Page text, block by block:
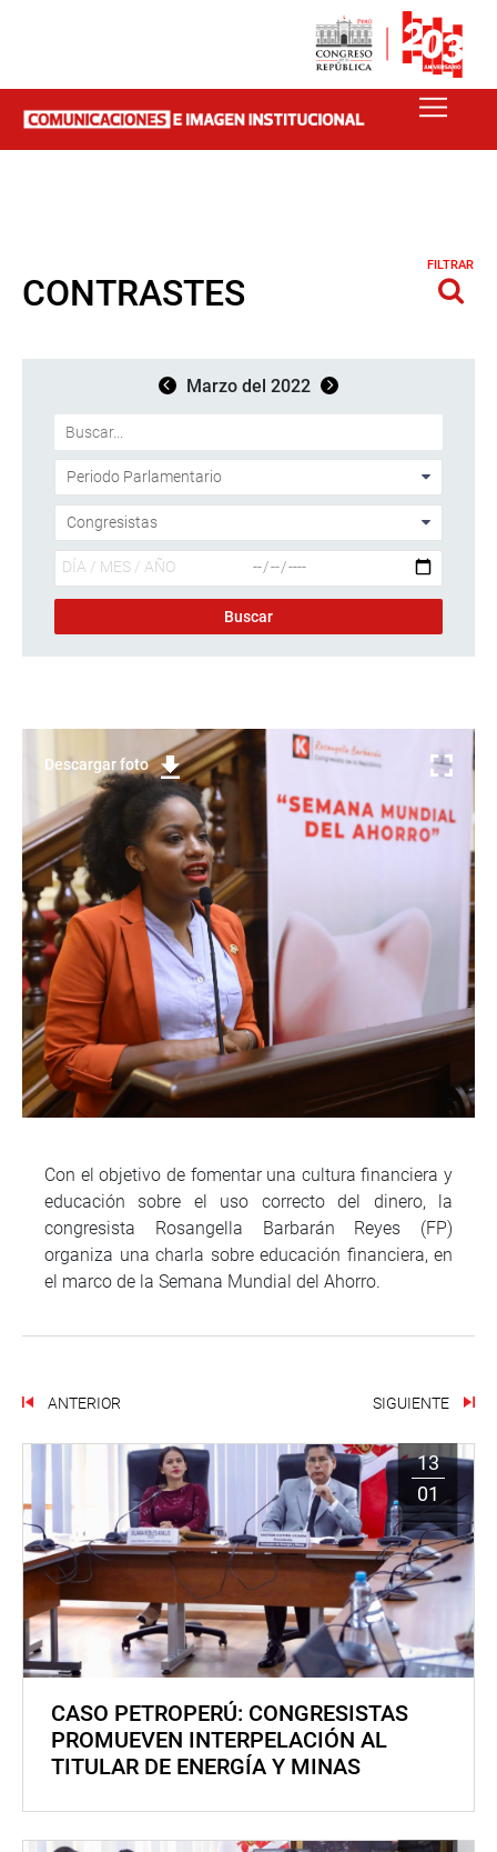
CONTRASTES
FILTRAR
Marzo del 2022
Descargar foto
Con el objetivo de fomentar una cultura financiera y
educación sobre el uso correcto del dinero, la
congresista Rosangella Barbarán Reyes (FP)
organiza una charla sobre educación financiera, en
el marco de la Semana Mundial del Ahorro.
ANTERIOR SIGUIENTE
13
01
CASO PETROPERÚ: CONGRESISTAS
PROMUEVEN INTERPELACIÓN AL
TITULAR DE ENERGÍA Y MINAS